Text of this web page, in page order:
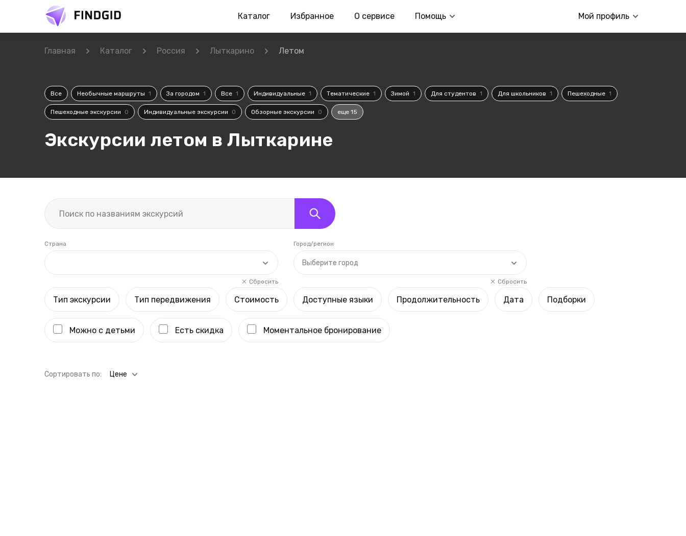
Каталог Избранное О сервисе Помощь Мой профиль
Главная Каталог Россия Лыткарино Летом
Все Необычные маршруты 1 За городом 1 Все 1 Индивидуальные 1 Тематические 1 Зимой 1 Для студентов 1 Для школьников 1 Пешеходные 1
Пешеходные экскурсии 0 Индивидуальные экскурсии 0 Обзорные экскурсии 0 еще 15
Экскурсии летом в Лыткарине
Страна
Сбросить
Выберите город
Город/регион
Сбросить
Тип экскурсии Тип передвижения Стоимость Доступные языки Продолжительность Дата Подборки
Можно с детьми Есть скидка Моментальное бронирование
Cортировать по: Цене